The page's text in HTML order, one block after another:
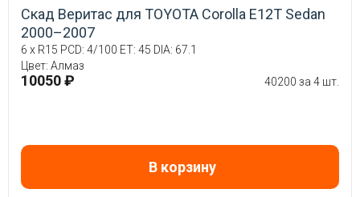
Скад Веритас для TOYOTA Corolla E12T Sedan
2000–2007
6 x R15 PCD: 4/100 ET: 45 DIA: 67.1
Цвет: Алмаз
10050 ₽ 40200 за 4 шт.
В корзину